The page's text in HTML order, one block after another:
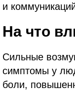
и
На что
Сильные
симптомы у
боли,